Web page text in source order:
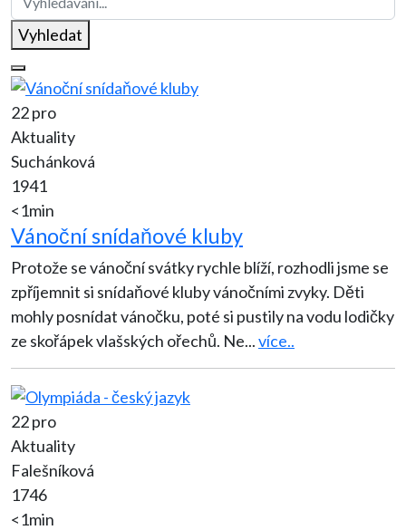
Vyhledat
22 pro
Aktuality
Suchánková
1941
<1min
Vánoční snídaňové kluby
Protože se vánoční svátky rychle blíží, rozhodli jsme se
zpříjemnit si snídaňové kluby vánočními zvyky. Děti
mohly posnídat vánočku, poté si pustily na vodu lodičky
ze skořápek vlašských ořechů. Ne...více..
22 pro
Aktuality
Falešníková
1746
<1min